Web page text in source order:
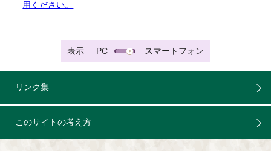
用ください。
表示 PC スマートフォン
リンク集
このサイトの考え方